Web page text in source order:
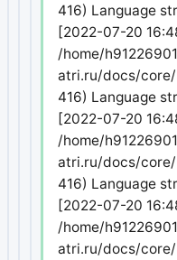
416) Language
[2022-07-20
/home/
atri.ru/docs/
416) Language
[2022-07-20
/home/
atri.ru/docs/
416) Language
[2022-07-20
/home/
atri.ru/docs/